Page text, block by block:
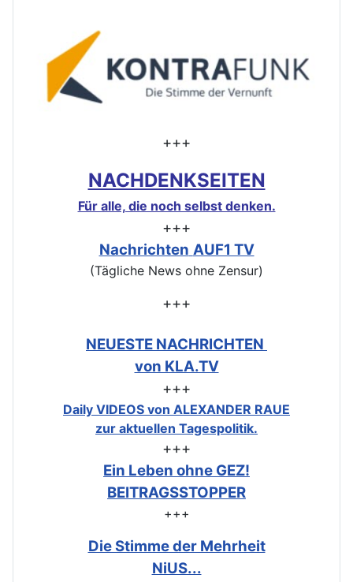
+++
NACHDENKSEITEN
Für alle, die noch selbst denken.
+++
Nachrichten AUF1 TV
(Tägliche News ohne Zensur)
+++
NEUESTE NACHRICHTEN
von KLA.TV
+++
Daily VIDEOS von ALEXANDER RAUE
zur aktuellen Tagespolitik.
+++
Ein Leben ohne GEZ!
BEITRAGSSTOPPER
+++
Die Stimme der Mehrheit
NiUS...